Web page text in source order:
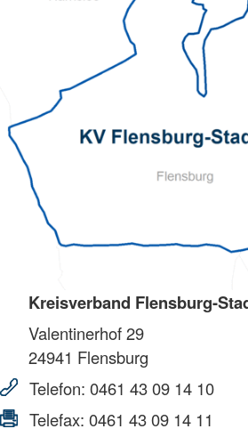
Kreisverband Flensburg-
Valentinerhof 29
24941 Flensburg
Telefon: 0461 43 09 14 10
Telefax: 0461 43 09 14 11